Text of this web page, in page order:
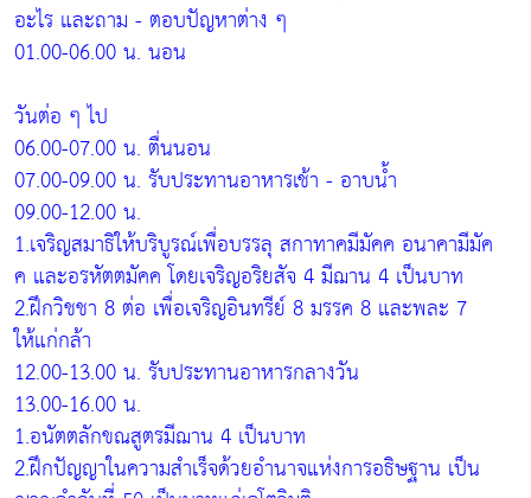
อะไร และถาม - ตอบปัญหาต่าง ๆ
01.00-06.00 น. นอน
วันต่อ ๆ ไป
06.00-07.00 น. ตื่นนอน
07.00-09.00 น. รับประทานอาหารเช้า - อาบน้ำ
09.00-12.00 น.
1.เจริญสมาธิให้บริบูรณ์เพื่อบรรลุ สกาทาคมีมัคค อนาคามีมัค
ค และอรหัตตมัคค โดยเจริญอริยสัจ 4 มีฌาน 4 เป็นบาท
2.ฝึกวิชชา 8 ต่อ เพื่อเจริญอินทรีย์ 8 มรรค 8 และพละ 7
ให้แก่กล้า
12.00-13.00 น. รับประทานอาหารกลางวัน
13.00-16.00 น.
1.อนัตตลักขณสูตรมีฌาน 4 เป็นบาท
2.ฝึกปัญญาในความสำเร็จด้วยอำนาจแห่งการอธิษฐาน เป็น